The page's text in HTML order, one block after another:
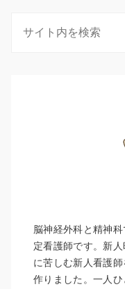
脳神経外科と精神
定看護師です。新
に苦しむ新人看護
作りました。一人